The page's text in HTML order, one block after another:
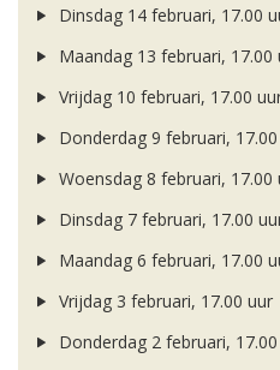
Dinsdag 14 februari, 17.00
Maandag 13 februari, 17.00
Vrijdag 10 februari, 17.00
Donderdag 9 februari,
Woensdag 8 februari, 17.00
Dinsdag 7 februari, 17.00
Maandag 6 februari, 17.00
Vrijdag 3 februari, 17.00 uur
Donderdag 2 februari,